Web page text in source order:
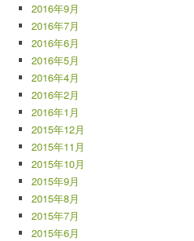
2016年9月
2016年7月
2016年6月
2016年5月
2016年4月
2016年2月
2016年1月
2015年12月
2015年11月
2015年10月
2015年9月
2015年8月
2015年7月
2015年6月